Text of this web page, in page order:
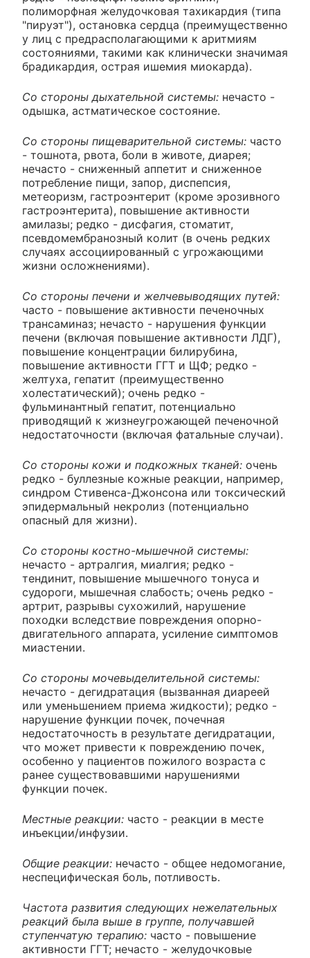
полиморфная желудочковая тахикардия (типа
"пируэт"), остановка сердца (преимущественно
у лиц с предрасполагающими к аритмиям
состояниями, такими как клинически значимая
брадикардия, острая ишемия миокарда).
Со стороны дыхательной системы: нечасто -
одышка, астматическое состояние.
Со стороны пищеварительной системы: часто
- тошнота, рвота, боли в животе, диарея;
нечасто - сниженный аппетит и сниженное
потребление пищи, запор, диспепсия,
метеоризм, гастроэнтерит (кроме эрозивного
гастроэнтерита), повышение активности
амилазы; редко - дисфагия, стоматит,
псевдомембранозный колит (в очень редких
случаях ассоциированный с угрожающими
жизни осложнениями).
Со стороны печени и желчевыводящих путей:
часто - повышение активности печеночных
трансаминаз; нечасто - нарушения функции
печени (включая повышение активности ЛДГ),
повышение концентрации билирубина,
повышение активности ГГТ и ЩФ; редко -
желтуха, гепатит (преимущественно
холестатический); очень редко -
фульминантный гепатит, потенциально
приводящий к жизнеугрожающей печеночной
недостаточности (включая фатальные случаи).
Со стороны кожи и подкожных тканей: очень
редко - буллезные кожные реакции, например,
синдром Стивенса-Джонсона или токсический
эпидермальный некролиз (потенциально
опасный для жизни).
Со стороны костно-мышечной системы:
нечасто - артралгия, миалгия; редко -
тендинит, повышение мышечного тонуса и
судороги, мышечная слабость; очень редко -
артрит, разрывы сухожилий, нарушение
походки вследствие повреждения опорно-
двигательного аппарата, усиление симптомов
миастении.
Со стороны мочевыделительной системы:
нечасто - дегидратация (вызванная диареей
или уменьшением приема жидкости); редко -
нарушение функции почек, почечная
недостаточность в результате дегидратации,
что может привести к повреждению почек,
особенно у пациентов пожилого возраста с
ранее существовавшими нарушениями
функции почек.
Местные реакции: часто - реакции в месте
инъекции/инфузии.
Общие реакции: нечасто - общее недомогание,
неспецифическая боль, потливость.
Частота развития следующих нежелательных
реакций была выше в группе, получавшей
ступенчатую терапию: часто - повышение
активности ГГТ; нечасто - желудочковые